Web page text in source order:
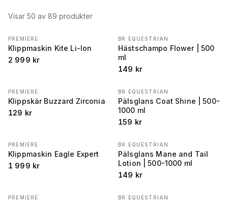
Visar 50 av 89 produkter
PREMIERE
Klippmaskin Kite Li-Ion
2 999 kr
BR EQUESTRIAN
Hästschampo Flower | 500
ml
149 kr
PREMIERE
Klippskär Buzzard Zirconia
129 kr
BR EQUESTRIAN
Pälsglans Coat Shine | 500-
1000 ml
159 kr
PREMIERE
Klippmaskin Eagle Expert
1 999 kr
BR EQUESTRIAN
Pälsglans Mane and Tail
Lotion | 500-1000 ml
149 kr
PREMIERE BR EQUESTRIAN